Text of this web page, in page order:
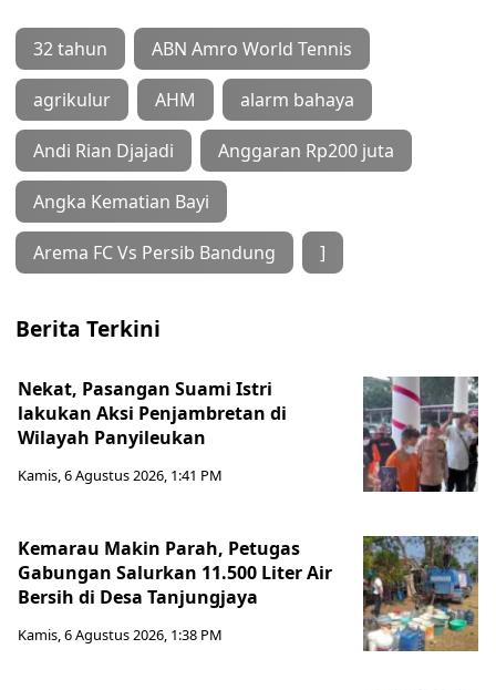
32 tahun ABN Amro World Tennis
agrikulur AHM alarm bahaya
Andi Rian Djajadi Anggaran Rp200 juta
Angka Kematian Bayi
Arema FC Vs Persib Bandung ]
Berita Terkini
Nekat, Pasangan Suami Istri
lakukan Aksi Penjambretan di
Wilayah Panyileukan
Kamis, 6 Agustus 2026, 1:41 PM
Kemarau Makin Parah, Petugas
Gabungan Salurkan 11.500 Liter Air
Bersih di Desa Tanjungjaya
Kamis, 6 Agustus 2026, 1:38 PM